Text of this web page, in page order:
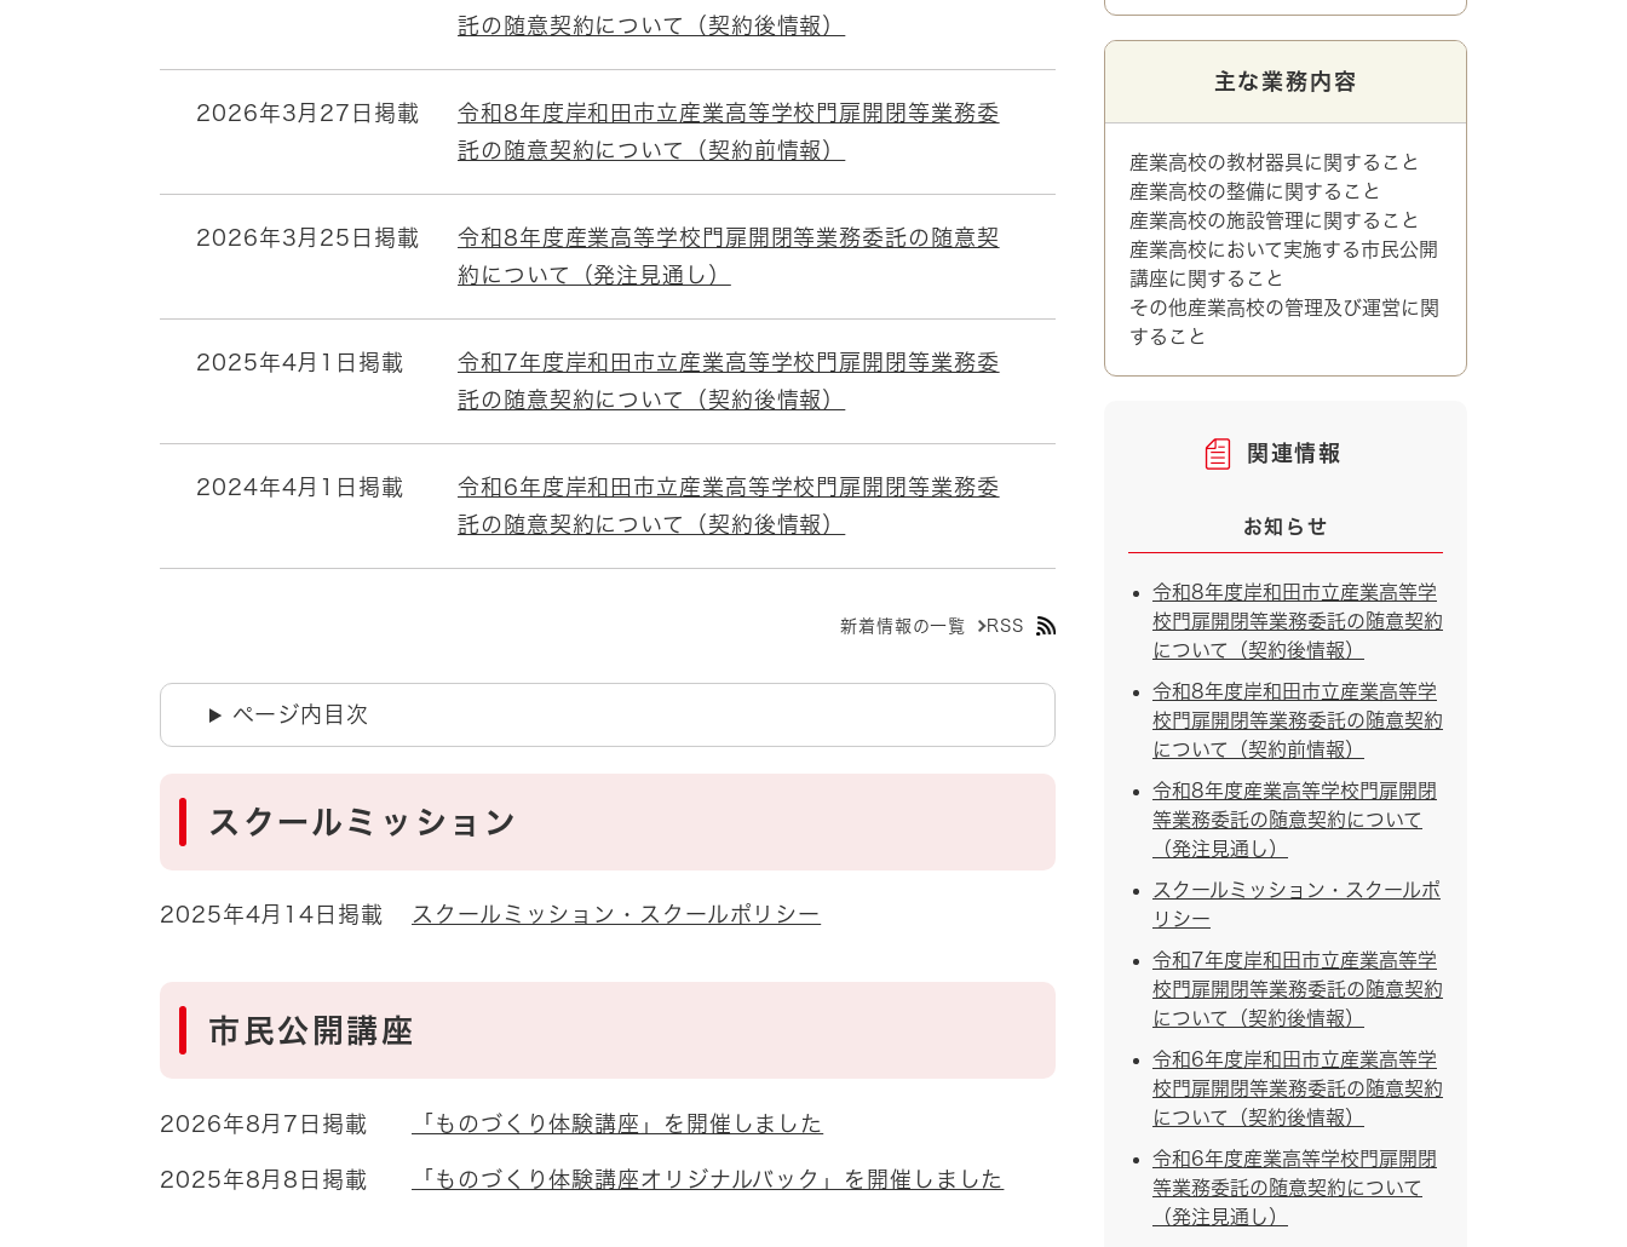
とじる
託の随意契約について（契約後情報）
2026年3月27日掲載
令和8年度岸和田市立産業高等学校門扉開閉等業務委
託の随意契約について（契約前情報）
2026年3月25日掲載
令和8年度産業高等学校門扉開閉等業務委託の随意契
約について（発注見通し）
2025年4月1日掲載
令和7年度岸和田市立産業高等学校門扉開閉等業務委
託の随意契約について（契約後情報）
2024年4月1日掲載
令和6年度岸和田市立産業高等学校門扉開閉等業務委
託の随意契約について（契約後情報）
新着情報の一覧 RSS
ページ内目次
スクールミッション
2025年4月14日掲載 スクールミッション・スクールポリシー
市民公開講座
2026年8月7日掲載 「ものづくり体験講座」を開催しました
2025年8月8日掲載 「ものづくり体験講座オリジナルバック」を開催しました
主な業務内容
産業高校の教材器具に関すること
産業高校の整備に関すること
産業高校の施設管理に関すること
産業高校において実施する市民公開
講座に関すること
その他産業高校の管理及び運営に関
すること
関連情報
お知らせ
令和8年度岸和田市立産業高等学
校門扉開閉等業務委託の随意契約
について（契約後情報）
令和8年度岸和田市立産業高等学
校門扉開閉等業務委託の随意契約
について（契約前情報）
令和8年度産業高等学校門扉開閉
等業務委託の随意契約について
（発注見通し）
スクールミッション・スクールポ
リシー
令和7年度岸和田市立産業高等学
校門扉開閉等業務委託の随意契約
について（契約後情報）
令和6年度岸和田市立産業高等学
校門扉開閉等業務委託の随意契約
について（契約後情報）
令和6年度産業高等学校門扉開閉
等業務委託の随意契約について
（発注見通し）